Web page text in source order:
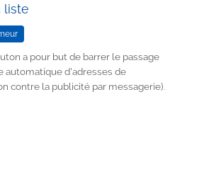
liste
a pour but de barrer le passage
automatique d'adresses de
contre la publicité par messagerie).